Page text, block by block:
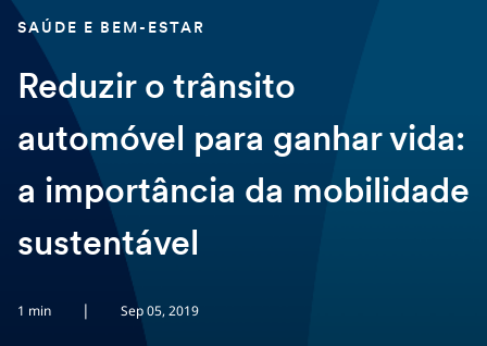
SAÚDE E BEM-ESTAR
Reduzir o trânsito
automóvel para ganhar vida:
a importância da mobilidade
sustentável
1 min | Sep 05, 2019